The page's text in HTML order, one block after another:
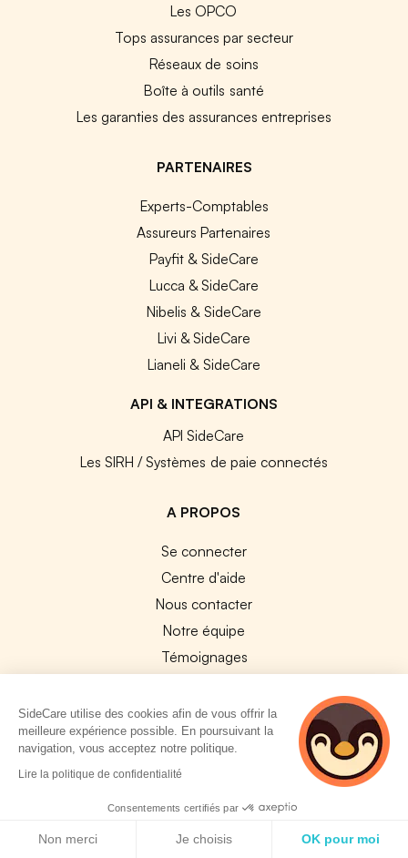
Les OPCO
Tops assurances par secteur
Réseaux de soins
Boîte à outils santé
Les garanties des assurances entreprises
PARTENAIRES
Experts-Comptables
Assureurs Partenaires
Payfit & SideCare
Lucca & SideCare
Nibelis & SideCare
Livi & SideCare
Lianeli & SideCare
API & INTEGRATIONS
API SideCare
Les SIRH / Systèmes de paie connectés
A PROPOS
Se connecter
Centre d'aide
Nous contacter
Notre équipe
Témoignages
Mentions légales
CGU & RGPD
NOS APPS
App Store
SideCare utilise des cookies afin de vous offrir la
meilleure expérience possible. En poursuivant la
navigation, vous acceptez notre politique.
Lire la politique de confidentialité
Consentements certifiés par
Non merci Je choisis OK pour moi
2 personnes
consultent
actuellement cette